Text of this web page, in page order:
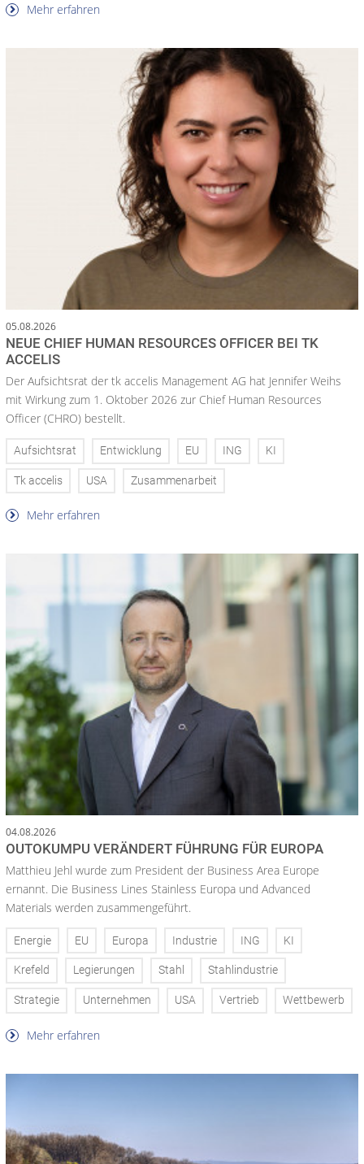
Mehr erfahren
05.08.2026
NEUE CHIEF HUMAN RESOURCES OFFICER BEI TK
ACCELIS
Der Aufsichtsrat der tk accelis Management AG hat Jennifer Weihs
mit Wirkung zum 1. Oktober 2026 zur Chief Human Resources
Officer (CHRO) bestellt.
Aufsichtsrat Entwicklung EU ING KI
Tk accelis USA Zusammenarbeit
Mehr erfahren
04.08.2026
OUTOKUMPU VERÄNDERT FÜHRUNG FÜR EUROPA
Matthieu Jehl wurde zum President der Business Area Europe
ernannt. Die Business Lines Stainless Europa und Advanced
Materials werden zusammengeführt.
Energie EU Europa Industrie ING KI
Krefeld Legierungen Stahl Stahlindustrie
Strategie Unternehmen USA Vertrieb Wettbewerb
Mehr erfahren